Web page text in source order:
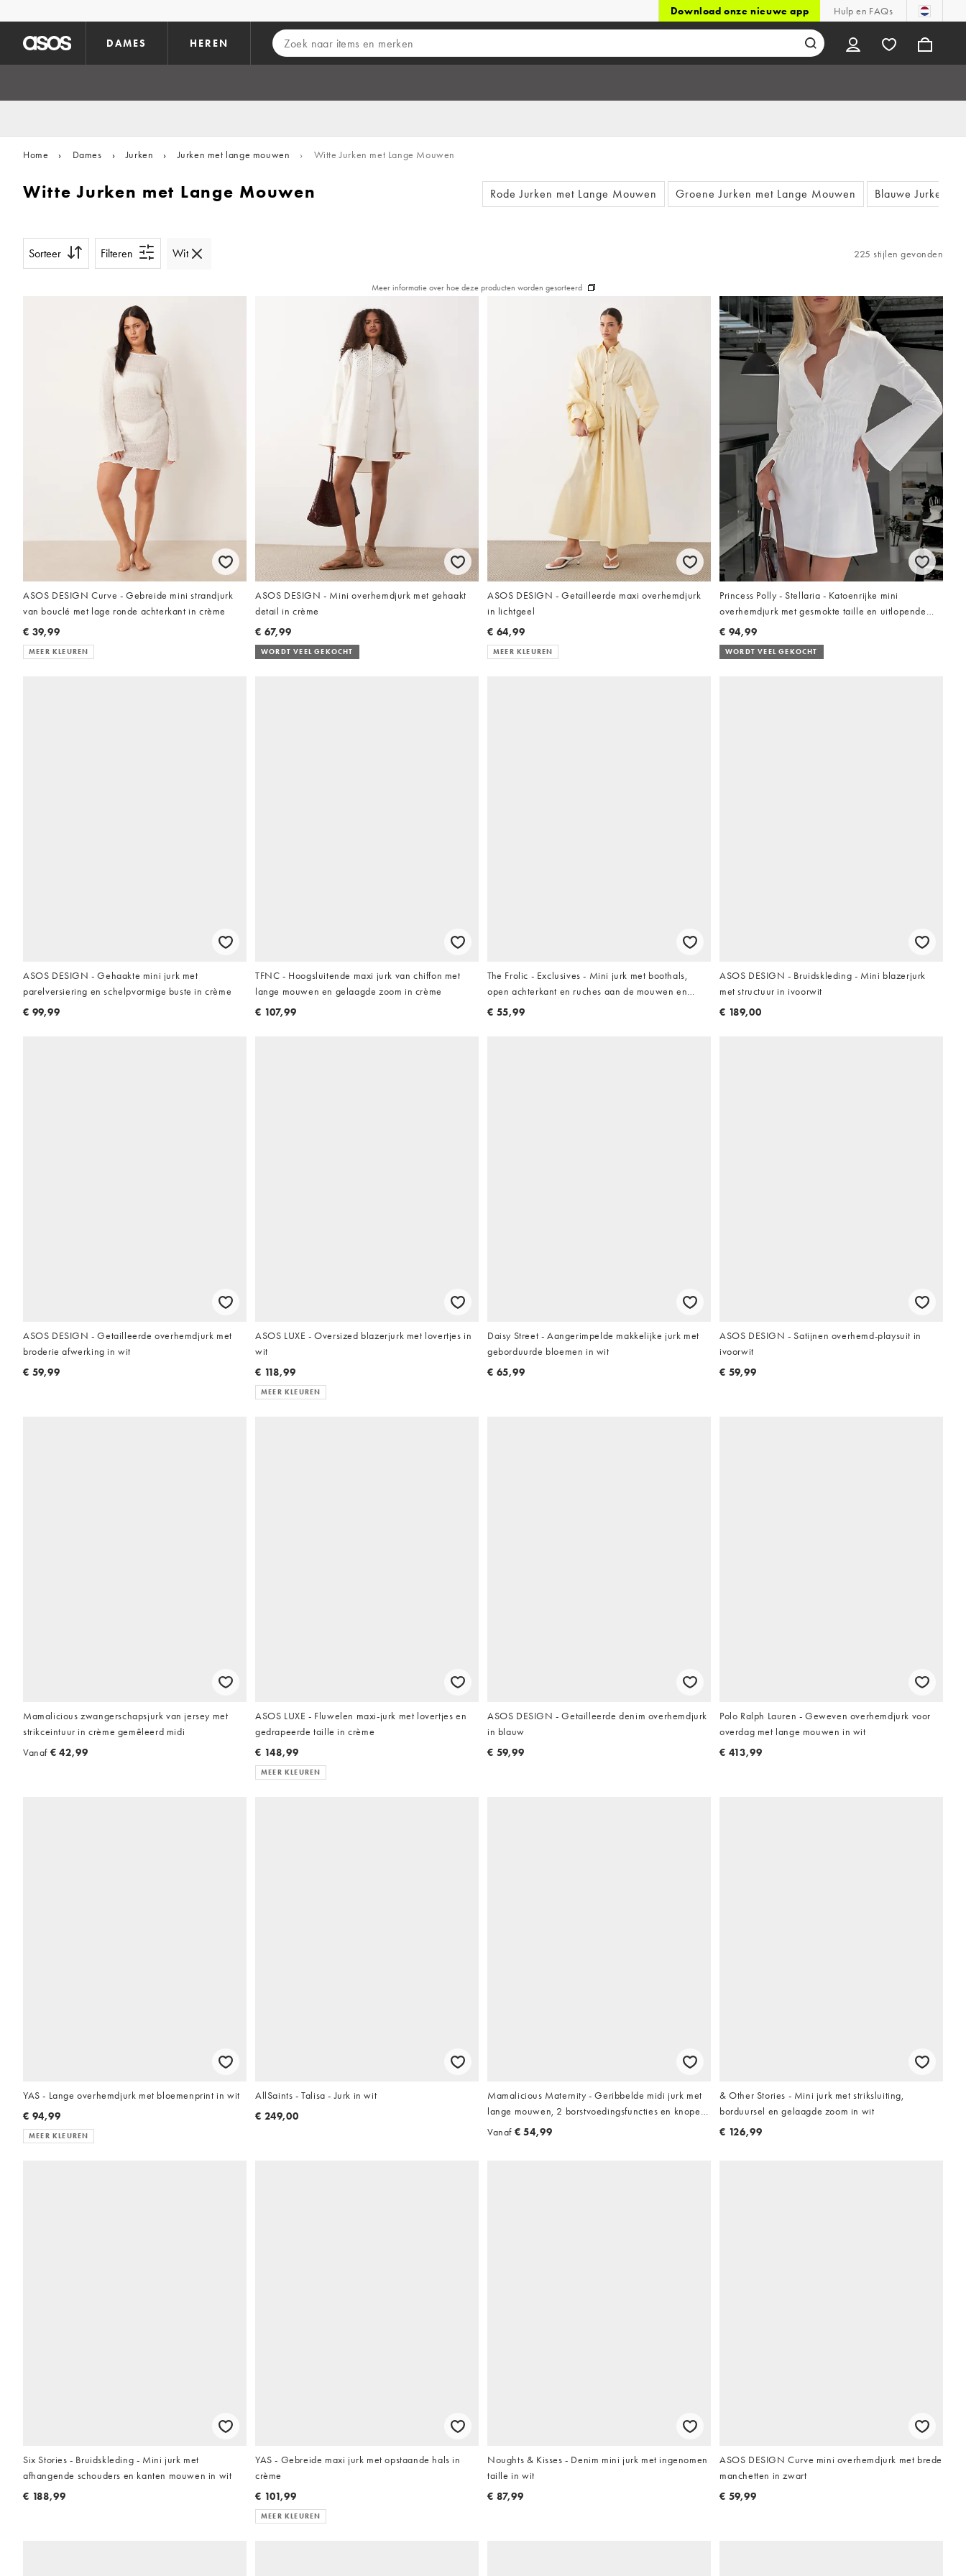
Download onze nieuwe app Hulp en FAQs
DAMES HEREN
Home › Dames › Jurken › Jurken met lange mouwen › Witte Jurken met Lange Mouwen
Witte Jurken met Lange Mouwen Rode Jurken met Lange Mouwen Groene Jurken met Lange Mouwen Blauwe Jurken
Sorteer Filteren Wit 225 stijlen gevonden
Meer informatie over hoe deze producten worden gesorteerd
ASOS DESIGN Curve - Gebreide mini strandjurk
van bouclé met lage ronde achterkant in crème
€ 39,99
MEER KLEUREN
ASOS DESIGN - Mini overhemdjurk met gehaakt
detail in crème
€ 67,99
WORDT VEEL GEKOCHT
ASOS DESIGN - Getailleerde maxi overhemdjurk
in lichtgeel
€ 64,99
MEER KLEUREN
Princess Polly - Stellaria - Katoenrijke mini
overhemdjurk met gesmokte taille en uitlopende
mouwen in wit
€ 94,99
WORDT VEEL GEKOCHT
ASOS DESIGN - Gehaakte mini jurk met
parelversiering en schelpvormige buste in crème
€ 99,99
TFNC - Hoogsluitende maxi jurk van chiffon met
lange mouwen en gelaagde zoom in crème
€ 107,99
The Frolic - Exclusives - Mini jurk met boothals,
open achterkant en ruches aan de mouwen en
zoom in wit
€ 55,99
ASOS DESIGN - Bruidskleding - Mini blazerjurk
met structuur in ivoorwit
€ 189,00
ASOS DESIGN - Getailleerde overhemdjurk met
broderie afwerking in wit
€ 59,99
ASOS LUXE - Oversized blazerjurk met lovertjes in
wit
€ 118,99
MEER KLEUREN
Daisy Street - Aangerimpelde makkelijke jurk met
geborduurde bloemen in wit
€ 65,99
ASOS DESIGN - Satijnen overhemd-playsuit in
ivoorwit
€ 59,99
Mamalicious zwangerschapsjurk van jersey met
strikceintuur in crème gemêleerd midi
Vanaf € 42,99
ASOS LUXE - Fluwelen maxi-jurk met lovertjes en
gedrapeerde taille in crème
€ 148,99
MEER KLEUREN
ASOS DESIGN - Getailleerde denim overhemdjurk
in blauw
€ 59,99
Polo Ralph Lauren - Geweven overhemdjurk voor
overdag met lange mouwen in wit
€ 413,99
YAS - Lange overhemdjurk met bloemenprint in wit
€ 94,99
MEER KLEUREN
AllSaints - Talisa - Jurk in wit
€ 249,00
Mamalicious Maternity - Geribbelde midi jurk met
lange mouwen, 2 borstvoedingsfuncties en knopen
aan de voorkant in crème
Vanaf € 54,99
& Other Stories - Mini jurk met striksluiting,
borduursel en gelaagde zoom in wit
€ 126,99
Six Stories - Bruidskleding - Mini jurk met
afhangende schouders en kanten mouwen in wit
€ 188,99
YAS - Gebreide maxi jurk met opstaande hals in
crème
€ 101,99
MEER KLEUREN
Noughts & Kisses - Denim mini jurk met ingenomen
taille in wit
€ 87,99
ASOS DESIGN Curve mini overhemdjurk met brede
manchetten in zwart
€ 59,99